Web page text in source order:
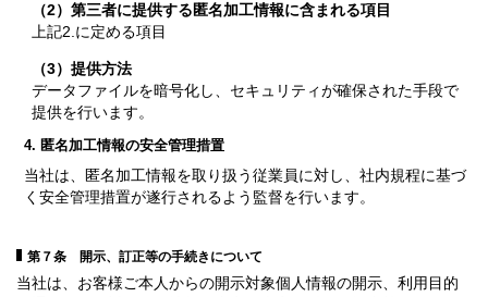
（2）第三者に提供する匿名加工情報に含まれる項目
上記2.に定める項目
（3）提供方法
データファイルを暗号化し、セキュリティが確保された手段で
提供を行います。
4. 匿名加工情報の安全管理措置
当社は、匿名加工情報を取り扱う従業員に対し、社内規程に基づ
く安全管理措置が遂行されるよう監督を行います。
第７条 開示、訂正等の手続きについて
当社は、お客様ご本人からの開示対象個人情報の開示、利用目的